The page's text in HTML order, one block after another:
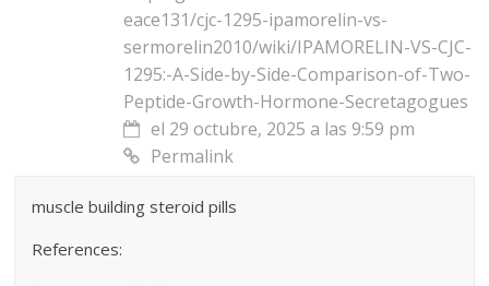
eace131/cjc-1295-ipamorelin-vs-
sermorelin2010/wiki/IPAMORELIN-VS-CJC-
1295:-A-Side-by-Side-Comparison-of-Two-
Peptide-Growth-Hormone-Secretagogues
el 29 octubre, 2025 a las 9:59 pm
Permalink
muscle building steroid pills
References: